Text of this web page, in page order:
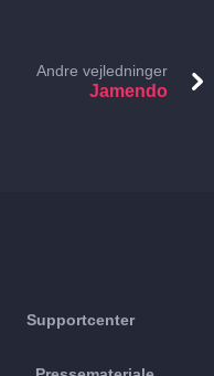
Andre vejledninger
Jamendo
Supportcenter